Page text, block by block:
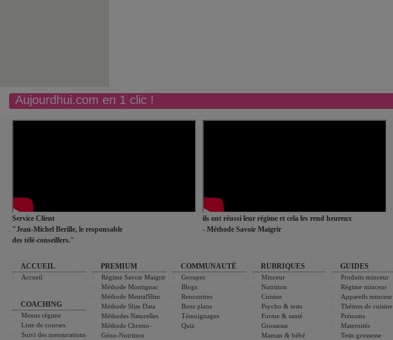
Aujourdhui.com en 1 clic !
Service Client
"Jean-Michel Berille, le responsable
des télé-conseillers."
ils ont réussi leur régime et cela les rend heureux
- Méthode Savoir Maigrir
ACCUEIL
Accueil
COACHING
Menus régime
Liste de courses
Suivi des mensurations
PREMIUM
Régime Savoir Maigrir
Méthode Montignac
Méthode MentalSlim
Méthode Slim Data
Méthodes Naturelles
Méthode Chrono-
Géno-Nutrition
COMMUNAUTÉ
Groupes
Blogs
Rencontres
Bons plans
Témoignages
Quiz
RUBRIQUES
Minceur
Nutrition
Cuisine
Psycho & tests
Forme & santé
Grossesse
Maman & bébé
GUIDES
Produits minceur
Régime minceur
Appareils minceur
Thèmes de cuisine
Prénoms
Maternités
Tests grossesse